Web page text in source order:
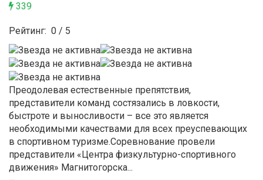
339
Рейтинг: 0 / 5
Преодолевая естественные препятствия,
представители команд состязались в ловкости,
быстроте и выносливости – все это является
необходимыми качествами для всех преуспевающих
в спортивном туризме.Соревнование провели
представители «Центра физкультурно-спортивного
движения» Магнитогорска...